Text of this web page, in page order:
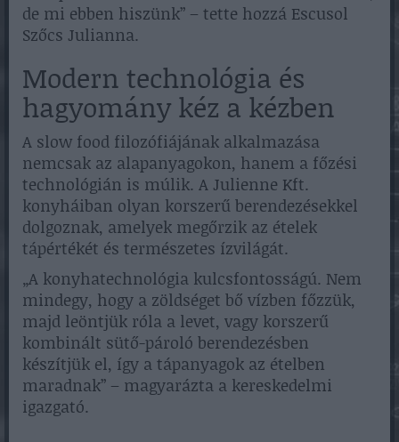
de mi ebben hiszünk” – tette hozzá Escusol
Szőcs Julianna.
Modern technológia és
hagyomány kéz a kézben
A slow food filozófiájának alkalmazása
nemcsak az alapanyagokon, hanem a főzési
technológián is múlik. A Julienne Kft.
konyháiban olyan korszerű berendezésekkel
dolgoznak, amelyek megőrzik az ételek
tápértékét és természetes ízvilágát.
„A konyhatechnológia kulcsfontosságú. Nem
mindegy, hogy a zöldséget bő vízben főzzük,
majd leöntjük róla a levet, vagy korszerű
kombinált sütő-pároló berendezésben
készítjük el, így a tápanyagok az ételben
maradnak” – magyarázta a kereskedelmi
igazgató.